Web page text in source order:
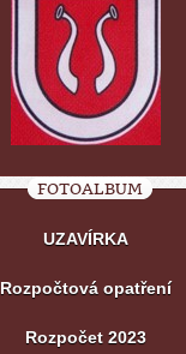
FOTOALBUM
UZAVÍRKA
Rozpočtová opatření
Rozpočet 2023